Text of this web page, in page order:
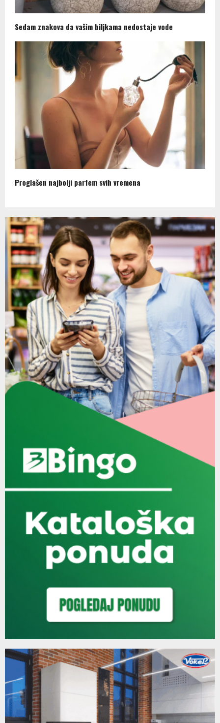
Sedam znakova da vašim biljkama nedostaje vode
Proglašen najbolji parfem svih vremena